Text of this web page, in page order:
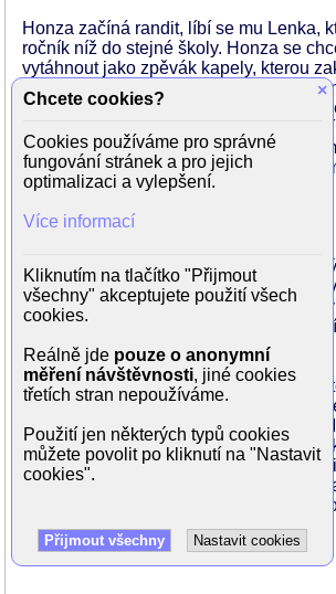
Honza začíná randit, líbí se mu Lenka,
ročník níž do stejné školy. Honza se
vytáhnout jako zpěvák kapely, kterou
spolužáky. Jenomže Brežněvova smrt
koncert v kočárkárně překazí. Honza
pro pár pozvaných udělat i když je
rozumně podotknou, že Iveta by je
vyšilovala už při jejich zkoušce, kterou
domovníka.
Evina sestra Jana je těhotná, Hynek
Nezlomí ho ani návštěva u Karla s
snaží ukázat, jak je roční Matýsek
svém, jedno dítě už má a další
se rozhoduje, co dál a nakonec jde s
potratovou komisi. Ta ale potrat
Hynek s Janou dítě.
Slaňoch se nepohodl s Milanem. Tomu
a chce po Slaňochovi, aby mu zaplatil
daroval. To Slaňocha urazí a naúčtuje
co u něho v baru vypil. Cestou domů
přepadnou dva maníci a zmlátí ho. To
pošle na Slaňocha kontrolu. A jelikož
kšeftuje, najde kontrola výrazně víc
Slaňoch v dokladech. (-k-)
×
Chcete cookies?
Cookies používáme pro správné
fungování stránek a pro jejich
optimalizaci a vylepšení.
Více informací
Kliknutím na tlačítko "Přijmout
všechny" akceptujete použití všech
cookies.
Reálně jde pouze o anonymní
měření návštěvnosti, jiné cookies
třetích stran nepoužíváme.
Použití jen některých typů cookies
můžete povolit po kliknutí na "Nastavit
cookies".
Přijmout všechny Nastavit cookies